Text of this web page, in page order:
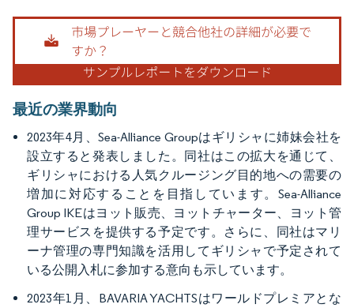
画像 © Mordor Intelligence。再利用にはCC BY 4.0の表示が必要です。
最近の業界動向
2023年4月、Sea-Alliance Groupはギリシャに姉妹会社を
設立すると発表しました。同社はこの拡大を通じて、
ギリシャにおける人気クルージング目的地への需要の
増加に対応することを目指しています。Sea-Alliance
Group IKEはヨット販売、ヨットチャーター、ヨット管
理サービスを提供する予定です。さらに、同社はマリ
ーナ管理の専門知識を活用してギリシャで予定されて
いる公開入札に参加する意向も示しています。
2023年1月、BAVARIA YACHTSはワールドプレミアとな